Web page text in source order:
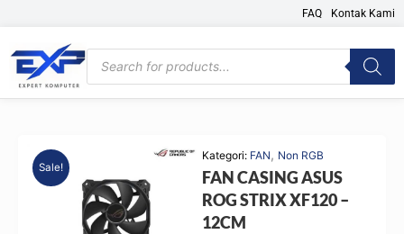
content
FAQ Kontak Kami
Products
search
Sale!
Kategori: FAN, Non RGB
FAN CASING ASUS
ROG STRIX XF120 –
12CM